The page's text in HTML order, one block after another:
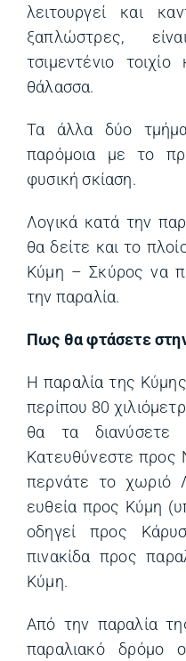
λειτουργεί και
ξαπλώστρες,
τσιμεντένιο
θάλασσα.
Τα άλλα δύο
παρόμοια με το
φυσική σκίαση.
Λογικά κατά την
θα δείτε και το
Κύμη – Σκύρος να
την παραλία.
Πως θα φτάσετε
Η παραλία της
περίπου 80
θα τα
Κατευθύνεστε προς
περνάτε το χωριό
ευθεία προς Κύμη
οδηγεί προς
πινακίδα προς
Κύμη.
Από την παραλία
παραλιακό δρόμο